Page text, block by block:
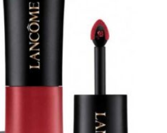
25,49€
hasta
28,96€